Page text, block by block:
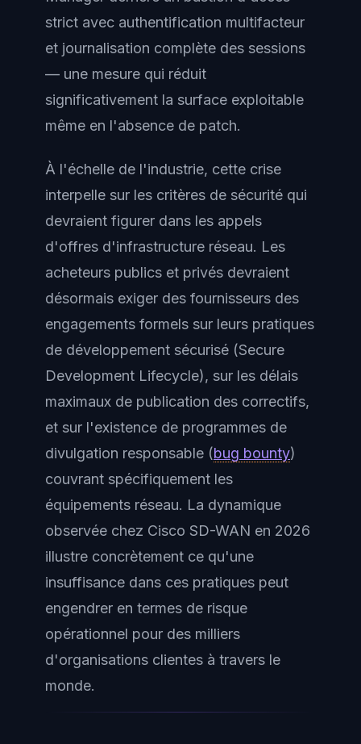
strict avec authentification multifacteur
et journalisation complète des sessions
— une mesure qui réduit
significativement la surface exploitable
même en l'absence de patch.
À l'échelle de l'industrie, cette crise
interpelle sur les critères de sécurité qui
devraient figurer dans les appels
d'offres d'infrastructure réseau. Les
acheteurs publics et privés devraient
désormais exiger des fournisseurs des
engagements formels sur leurs pratiques
de développement sécurisé (Secure
Development Lifecycle), sur les délais
maximaux de publication des correctifs,
et sur l'existence de programmes de
divulgation responsable (bug bounty)
couvrant spécifiquement les
équipements réseau. La dynamique
observée chez Cisco SD-WAN en 2026
illustre concrètement ce qu'une
insuffisance dans ces pratiques peut
engendrer en termes de risque
opérationnel pour des milliers
d'organisations clientes à travers le
monde.